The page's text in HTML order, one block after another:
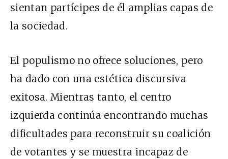
sientan partícipes de él amplias capas de
la sociedad.
El populismo no ofrece soluciones, pero
ha dado con una estética discursiva
exitosa. Mientras tanto, el centro
izquierda continúa encontrando muchas
dificultades para reconstruir su coalición
de votantes y se muestra incapaz de